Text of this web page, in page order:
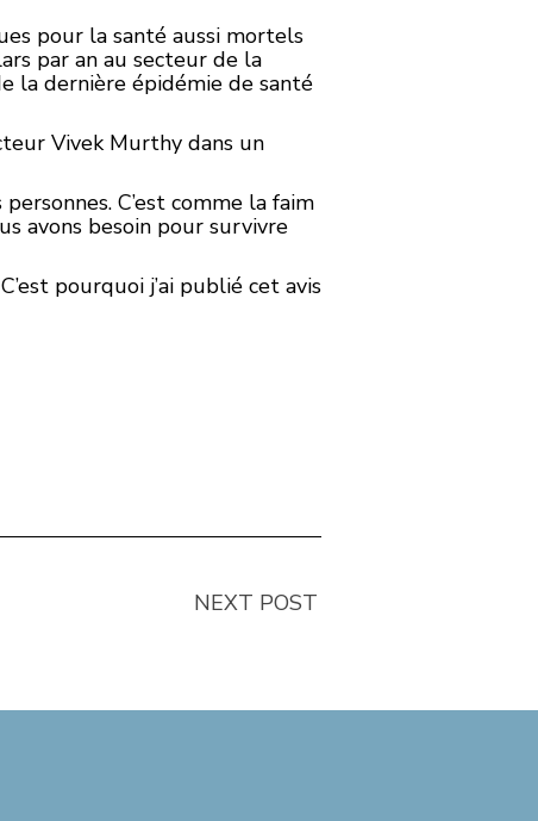
pour la santé aussi mortels
par an au secteur de la
la dernière épidémie de santé
Vivek Murthy dans un
C’est comme la faim
avons besoin pour survivre
pourquoi j’ai publié cet avis
NEXT POST